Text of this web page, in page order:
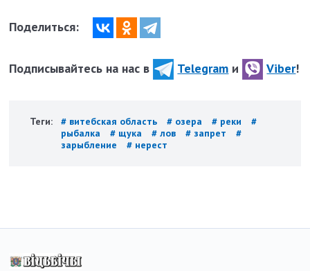
Поделиться:
Подписывайтесь на нас в Telegram и Viber!
Теги: # витебская область # озера # реки
#
рыбалка
# щука # лов # запрет
#
зарыбление
# нерест